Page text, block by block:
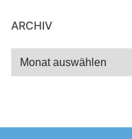
ARCHIV
Archiv